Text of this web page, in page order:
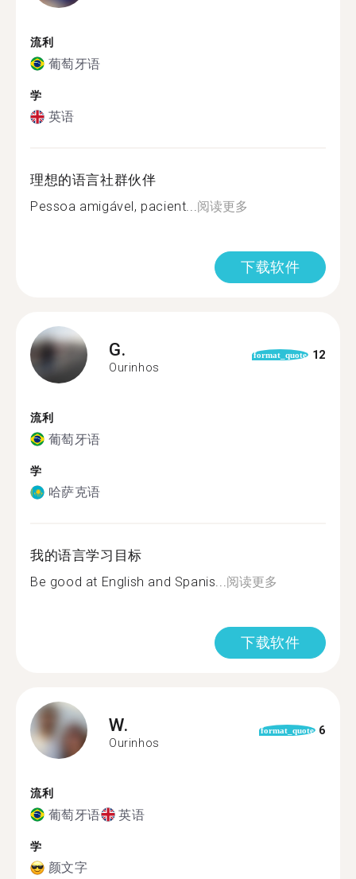
流利
葡萄牙语
学
英语
理想的语言社群伙伴
Pessoa amigável, pacient...阅读更多
下载软件
G.
Ourinhos
format_quote 12
流利
葡萄牙语
学
哈萨克语
我的语言学习目标
Be good at English and Spanis...阅读更多
下载软件
W.
Ourinhos
format_quote 6
流利
葡萄牙语 英语
学
颜文字